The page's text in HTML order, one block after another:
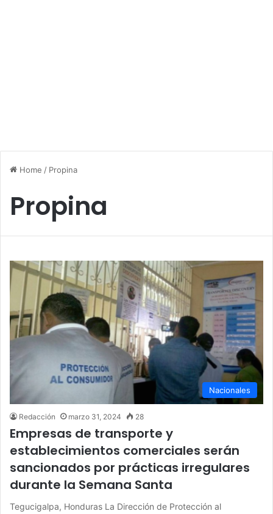
Home / Propina
Propina
Nacionales
Redacción marzo 31, 2024 28
Empresas de transporte y
establecimientos comerciales serán
sancionados por prácticas irregulares
durante la Semana Santa
Tegucigalpa, Honduras La Dirección de Protección al